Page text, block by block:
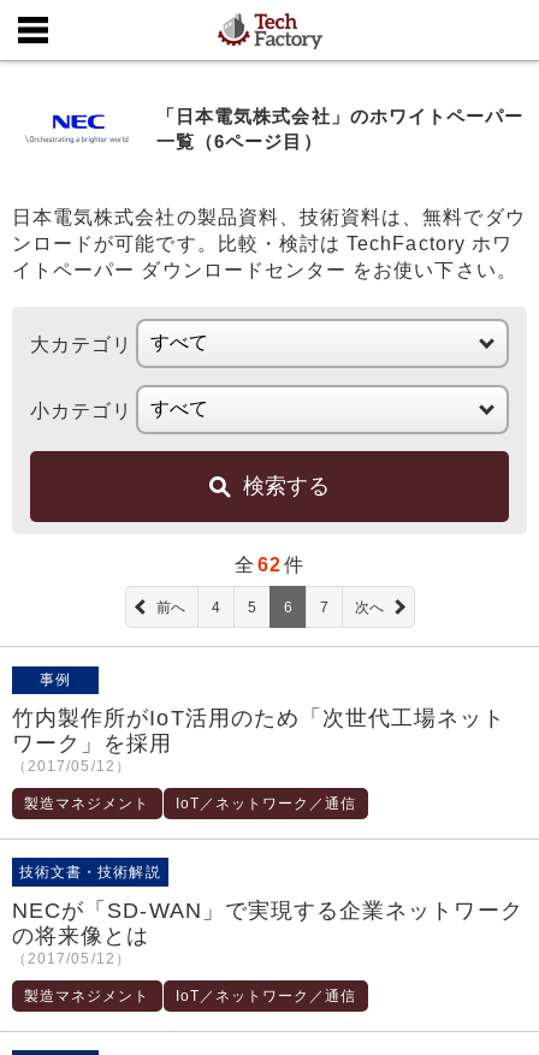
「日本電気株式会社」のホワイトペーパー
一覧（6ページ目）
日本電気株式会社の製品資料、技術資料は、無料でダウ
ンロードが可能です。比較・検討は TechFactory ホワ
イトペーパー ダウンロードセンター をお使い下さい。
大カテゴリ
小カテゴリ
検索する
全 62件
前へ 4 5 6 7 次へ
事例
竹内製作所がIoT活用のため「次世代工場ネット
ワーク」を採用
（2017/05/12）
製造マネジメント IoT／ネットワーク／通信
技術文書・技術解説
NECが「SD-WAN」で実現する企業ネットワーク
の将来像とは
（2017/05/12）
製造マネジメント IoT／ネットワーク／通信